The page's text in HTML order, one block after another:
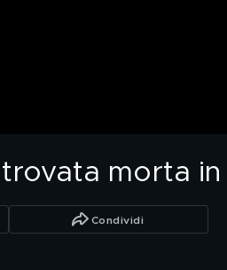
morta in
Condividi